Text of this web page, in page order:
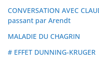
CONVERSATION AVEC
passant par Arendt
MALADIE DU CHAGRIN
# EFFET DUNNING-KRUGER